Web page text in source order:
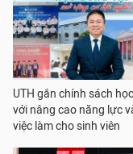
UTH gắn chính sách
với nâng cao năng lực
việc làm cho sinh viên